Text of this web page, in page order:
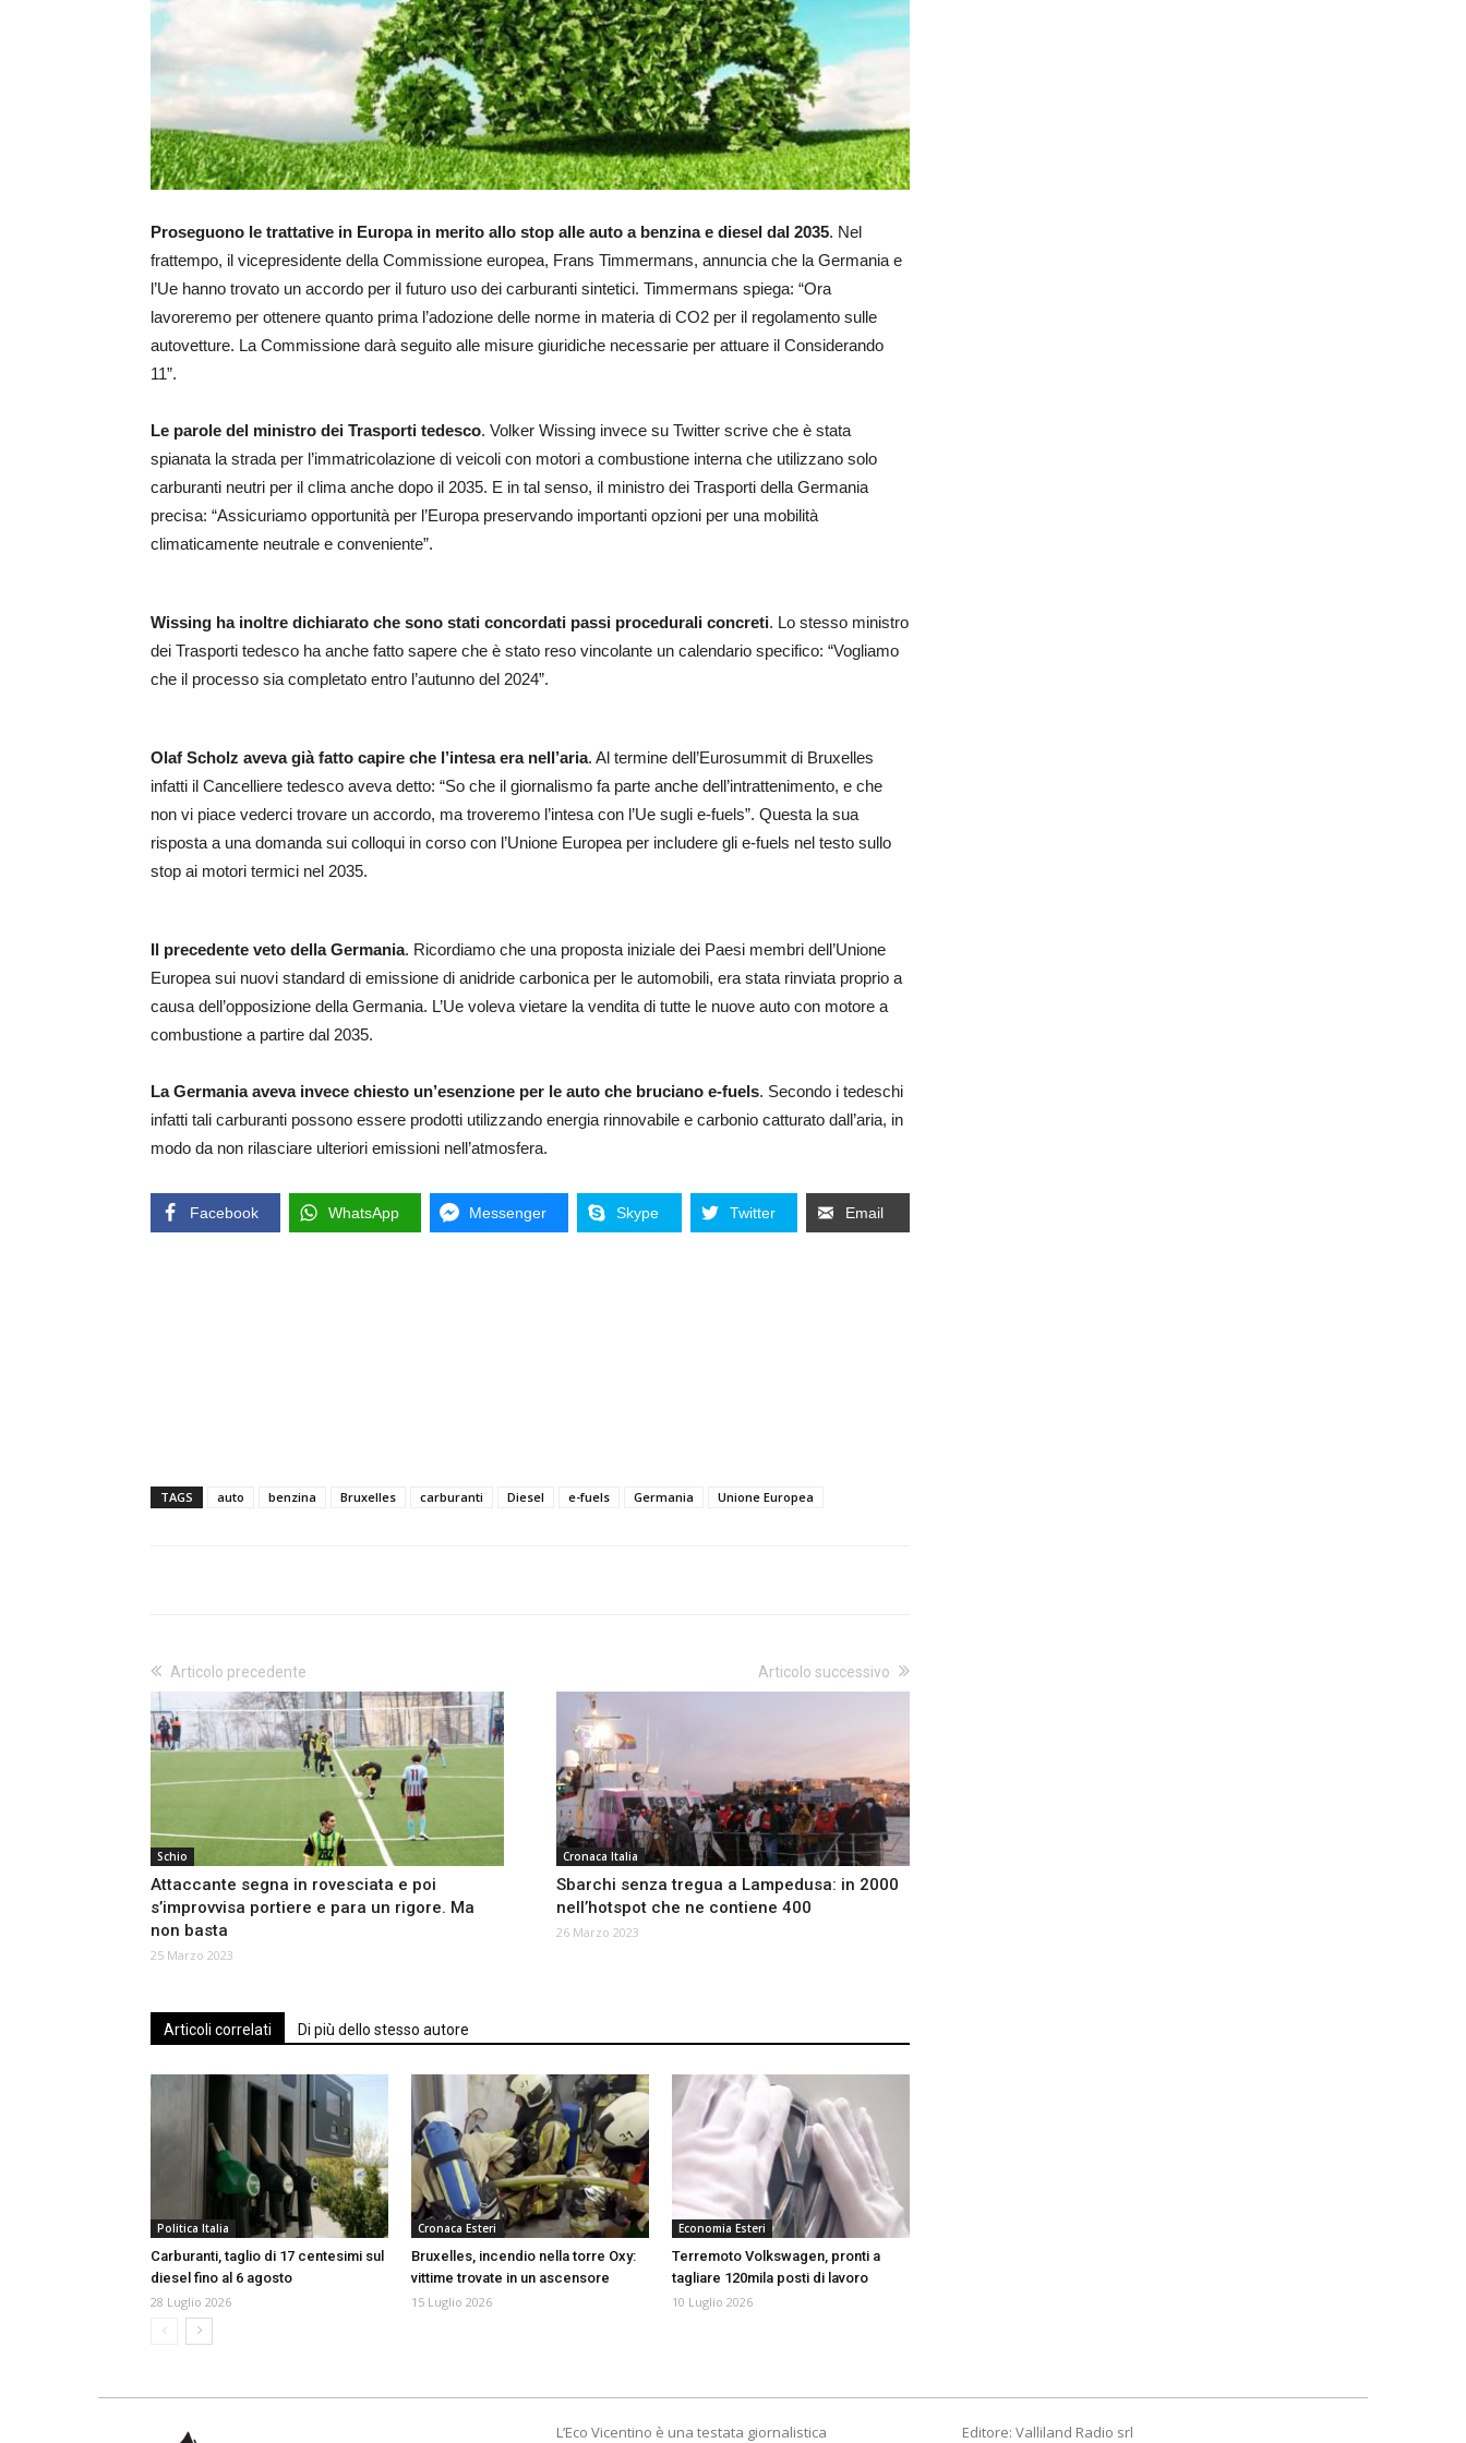
Proseguono le trattative in Europa in merito allo stop alle auto a benzina e diesel dal 2035. Nel
frattempo, il vicepresidente della Commissione europea, Frans Timmermans, annuncia che la Germania e
l’Ue hanno trovato un accordo per il futuro uso dei carburanti sintetici. Timmermans spiega: “Ora
lavoreremo per ottenere quanto prima l’adozione delle norme in materia di CO2 per il regolamento sulle
autovetture. La Commissione darà seguito alle misure giuridiche necessarie per attuare il Considerando
11”.
Le parole del ministro dei Trasporti tedesco. Volker Wissing invece su Twitter scrive che è stata
spianata la strada per l’immatricolazione di veicoli con motori a combustione interna che utilizzano solo
carburanti neutri per il clima anche dopo il 2035. E in tal senso, il ministro dei Trasporti della Germania
precisa: “Assicuriamo opportunità per l’Europa preservando importanti opzioni per una mobilità
climaticamente neutrale e conveniente”.
Wissing ha inoltre dichiarato che sono stati concordati passi procedurali concreti. Lo stesso ministro
dei Trasporti tedesco ha anche fatto sapere che è stato reso vincolante un calendario specifico: “Vogliamo
che il processo sia completato entro l’autunno del 2024”.
Olaf Scholz aveva già fatto capire che l’intesa era nell’aria. Al termine dell’Eurosummit di Bruxelles
infatti il Cancelliere tedesco aveva detto: “So che il giornalismo fa parte anche dell’intrattenimento, e che
non vi piace vederci trovare un accordo, ma troveremo l’intesa con l’Ue sugli e-fuels”. Questa la sua
risposta a una domanda sui colloqui in corso con l’Unione Europea per includere gli e-fuels nel testo sullo
stop ai motori termici nel 2035.
Il precedente veto della Germania. Ricordiamo che una proposta iniziale dei Paesi membri dell’Unione
Europea sui nuovi standard di emissione di anidride carbonica per le automobili, era stata rinviata proprio a
causa dell’opposizione della Germania. L’Ue voleva vietare la vendita di tutte le nuove auto con motore a
combustione a partire dal 2035.
La Germania aveva invece chiesto un’esenzione per le auto che bruciano e-fuels. Secondo i tedeschi
infatti tali carburanti possono essere prodotti utilizzando energia rinnovabile e carbonio catturato dall’aria, in
modo da non rilasciare ulteriori emissioni nell’atmosfera.
Facebook WhatsApp Messenger Skype Twitter Email
TAGS auto benzina Bruxelles carburanti Diesel e-fuels Germania Unione Europea
Articolo precedente
Schio
Attaccante segna in rovesciata e poi
s’improvvisa portiere e para un rigore. Ma
non basta
25 Marzo 2023
Articolo successivo
Cronaca Italia
Sbarchi senza tregua a Lampedusa: in 2000
nell’hotspot che ne contiene 400
26 Marzo 2023
Articoli correlati Di più dello stesso autore
Politica Italia
Carburanti, taglio di 17 centesimi sul
diesel fino al 6 agosto
28 Luglio 2026
Cronaca Esteri
Bruxelles, incendio nella torre Oxy:
vittime trovate in un ascensore
15 Luglio 2026
Economia Esteri
Terremoto Volkswagen, pronti a
tagliare 120mila posti di lavoro
10 Luglio 2026
L’Eco Vicentino è una testata giornalistica Editore: Valliland Radio srl